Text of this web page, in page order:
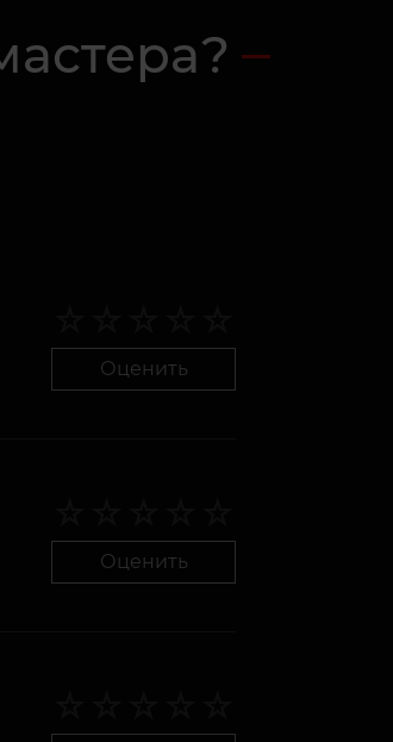
Оценить
Оценить